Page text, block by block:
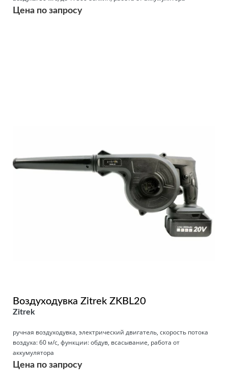
Цена по запросу
Воздуходувка Zitrek ZKBL20
Zitrek
ручная воздуходувка, электрический двигатель, скорость потока
воздуха: 60 м/с, функции: обдув, всасывание, работа от
аккумулятора
Цена по запросу